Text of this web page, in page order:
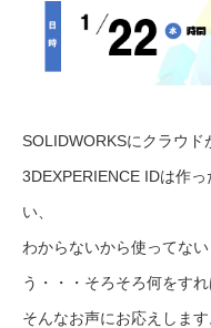
SOLIDWORKSにクラウド
3DEXPERIENCE IDは作
い、
わからないから使ってな
う・・・そろそろ何をす
そんなお声にお応えしま